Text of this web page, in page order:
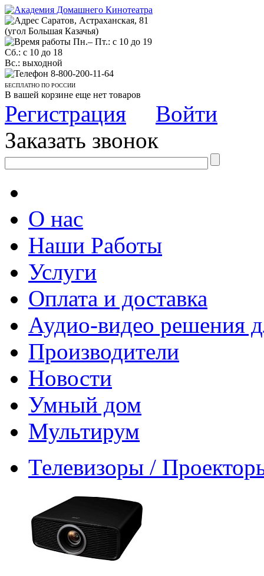
Саратов, Астраханская, 81
(угол Большая Казачья)
Пн.– Пт.: с 10 до 19
Сб.: с 10 до 18
Вс.: выходной
8-800-200-11-64
БЕСПЛАТНО ПО РОССИИ
В вашей корзине еще нет товаров
Регистрация
Войти
Заказать звонок
О нас
Наши Работы
Услуги
Оплата и доставка
Аудио-видео решения
Производители
Новости
Умный дом
Мультирум
Телевизоры /